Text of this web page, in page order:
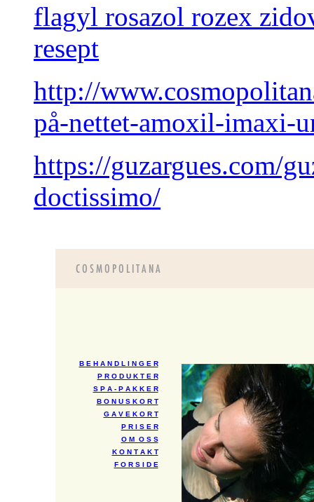
flagyl rosazol rozex
resept
http://
på-nettet-amoxil-imaxi-
https://guzargues.com/
doctissimo/
B E H A N D L I N G E R
P R O D U K T E R
S P A - P A K K E R
B O N U S K O R T
G A V E K O R T
P R I S E R
O M O S S
K O N T A K T
F O R S I D E